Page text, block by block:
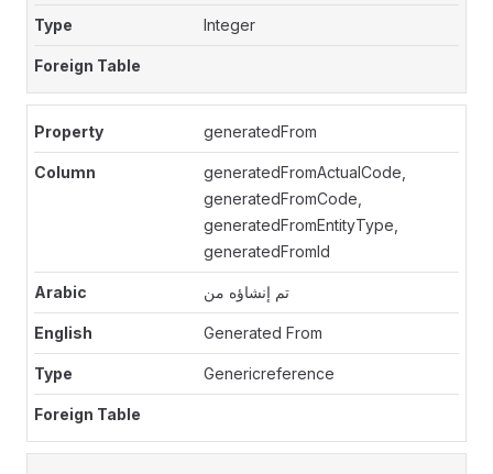
Integer
generatedFrom
generatedFromActualCode,
generatedFromCode,
generatedFromEntityType,
generatedFromId
تم إنشاؤه من
Generated From
Genericreference